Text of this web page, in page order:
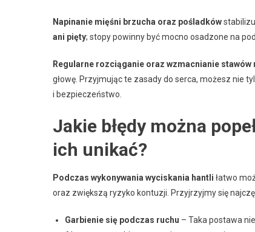
Napinanie mięśni brzucha oraz pośladków
ani pięty; stopy powinny być mocno osadzone na
Regularne rozciąganie oraz wzmacnianie stawów
głowę. Przyjmując te zasady do serca, możesz nie
i bezpieczeństwo.
Jakie błędy można
ich unikać?
Podczas wykonywania wyciskania hantli łatwo
oraz zwiększą ryzyko kontuzji. Przyjrzyjmy się
Garbienie się podczas ruchu – Taka postawa